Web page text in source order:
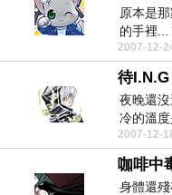
原本是
的手裡...
2007-12-
待I.N.G
夜晚還
冷的溫
答的...
2007-12-
咖啡中
身體還